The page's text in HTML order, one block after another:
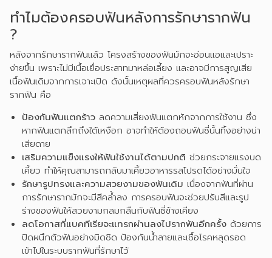
ทำไมต้องครอบฟันหลังการรักษารากฟัน
?
หลังจากรักษารากฟันแล้ว โครงสร้างของฟันมักจะอ่อนแอและเปราะ
ง่ายขึ้น เพราะไม่มีเนื้อเยื่อประสาทมาหล่อเลี้ยง และอาจมีการสูญเสีย
เนื้อฟันเดิมจากการเจาะเปิด ดังนั้นเหตุผลที่ควรครอบฟันหลังรักษา
รากฟัน คือ
ป้องกันฟันแตกร้าว ลดความเสี่ยงฟันแตกหักจากการใช้งาน ซึ่ง
หากฟันแตกลึกถึงใต้เหงือก อาจทำให้ต้องถอนฟันซี่นั้นทิ้งอย่างน่า
เสียดาย
เสริมความแข็งแรงให้ฟันใช้งานได้ตามปกติ ช่วยกระจายแรงบด
เคี้ยว ทำให้คุณสามารถกลับมาเคี้ยวอาหารรสโปรดได้อย่างมั่นใจ
รักษารูปทรงและความสวยงามของฟันเดิม เนื่องจากฟันที่ผ่าน
การรักษารากมักจะมีสีคล้ำลง การครอบฟันจะช่วยปรับสีและรูป
ร่างของฟันให้สวยงามกลมกลืนกับฟันซี่ข้างเคียง
ลดโอกาสที่แบคทีเรียจะแทรกผ่านลงไปรากฟันอีกครั้ง ด้วยการ
ปิดผนึกตัวฟันอย่างมิดชิด ป้องกันน้ำลายและเชื้อโรคหลุดรอด
เข้าไปในระบบรากฟันที่รักษาไว้